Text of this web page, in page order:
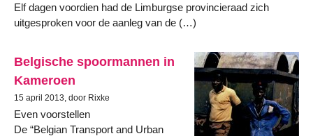
Elf dagen voordien had de Limburgse provincieraad zich
uitgesproken voor de aanleg van de (…)
Belgische spoormannen in
Kameroen
15 april 2013, door Rixke
Even voorstellen
De “Belgian Transport and Urban